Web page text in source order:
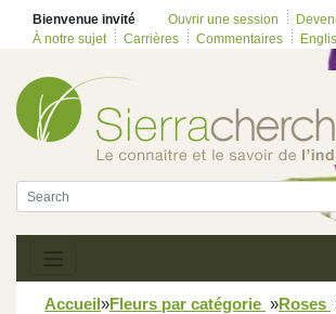
Bienvenue invité Ouvrir une session
À notre sujet
Carrières Commentaires
Accueil»Fleurs par catégorie »Roses